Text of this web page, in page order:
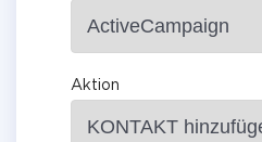
Aktion